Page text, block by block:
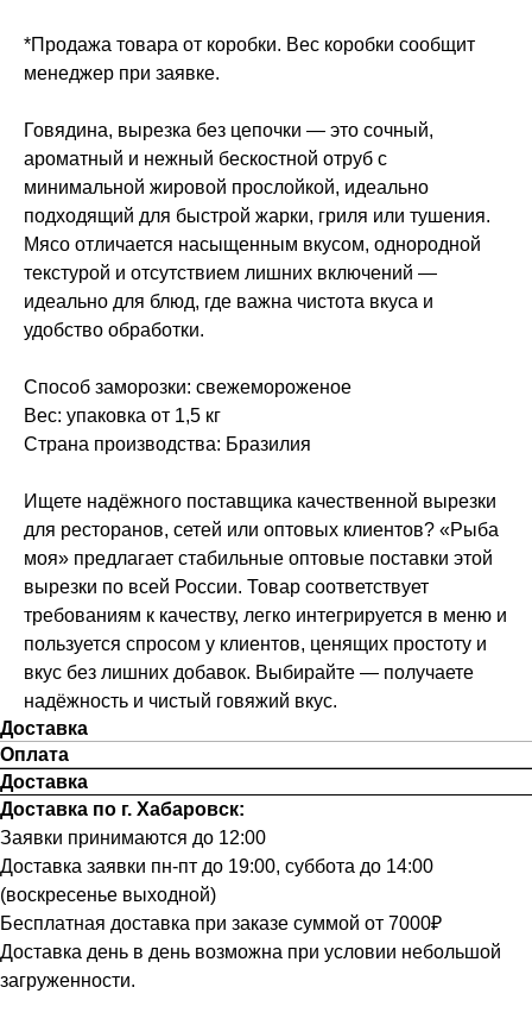
*Продажа товара от коробки. Вес коробки сообщит
менеджер при заявке.
Говядина, вырезка без цепочки — это сочный,
ароматный и нежный бескостной отруб с
минимальной жировой прослойкой, идеально
подходящий для быстрой жарки, гриля или тушения.
Мясо отличается насыщенным вкусом, однородной
текстурой и отсутствием лишних включений —
идеально для блюд, где важна чистота вкуса и
удобство обработки.
Способ заморозки: свежемороженое
Вес: упаковка от 1,5 кг
Страна производства: Бразилия
Ищете надёжного поставщика качественной вырезки
для ресторанов, сетей или оптовых клиентов? «Рыба
моя» предлагает стабильные оптовые поставки этой
вырезки по всей России. Товар соответствует
требованиям к качеству, легко интегрируется в меню и
пользуется спросом у клиентов, ценящих простоту и
вкус без лишних добавок. Выбирайте — получаете
надёжность и чистый говяжий вкус.
Доставка
Оплата
Доставка
Доставка по г. Хабаровск:
Заявки принимаются до 12:00
Доставка заявки пн-пт до 19:00, суббота до 14:00
(воскресенье выходной)
Бесплатная доставка при заказе суммой от 7000₽
Доставка день в день возможна при условии небольшой
загруженности.